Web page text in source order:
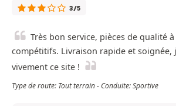
3/5
Très bon service, pièces de qualité
compétitifs. Livraison rapide et soignée,
vivement ce site !
Type de route: Tout terrain - Conduite: Sportive